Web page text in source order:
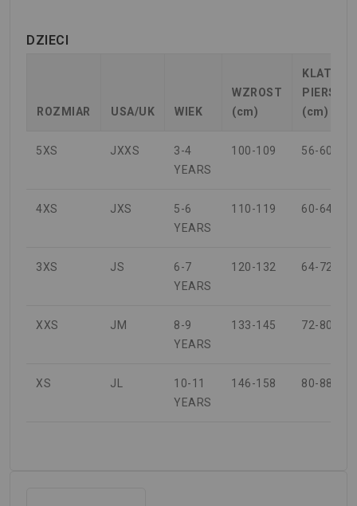
DZIECI
ROZMIAR USA/UK WIEK
WZROST
(cm)
KLATKA
(cm)
5XS JXXS
3-4
YEARS
100-109 56-60
4XS JXS
5-6
YEARS
110-119 60-64
3XS JS
6-7
YEARS
120-132 64-72
XXS JM
8-9
YEARS
133-145 72-80
XS JL
10-11
YEARS
146-158 80-88